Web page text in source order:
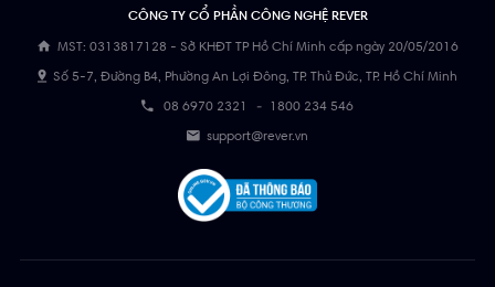
CÔNG TY CỔ PHẦN CÔNG NGHỆ REVER
MST: 0313817128 - Sở KHĐT TP Hồ Chí Minh cấp ngày 20/05/2016
Số 5-7, Đường B4, Phường An Lợi Đông, TP. Thủ Đức, TP. Hồ Chí Minh
08 6970 2321 - 1800 234 546
support@rever.vn